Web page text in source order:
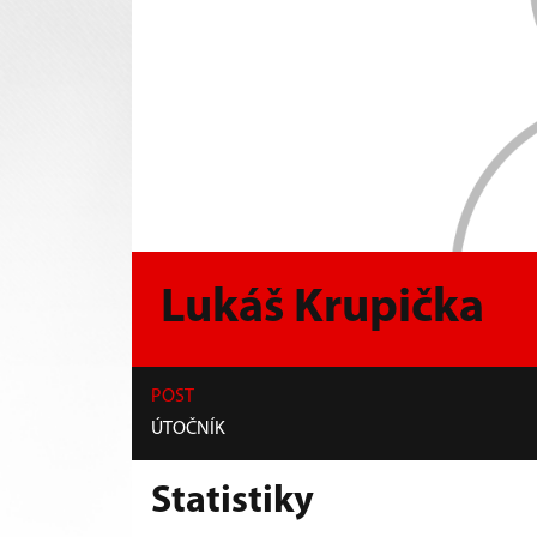
Lukáš Krupička
POST
ÚTOČNÍK
Statistiky